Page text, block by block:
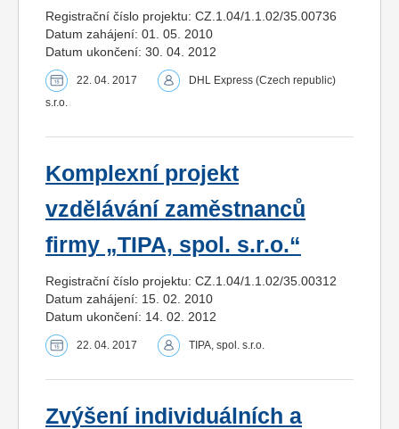
Registrační číslo projektu: CZ.1.04/1.1.02/35.00736
Datum zahájení: 01. 05. 2010
Datum ukončení: 30. 04. 2012
22. 04. 2017
DHL Express (Czech republic)
s.r.o.
Komplexní projekt
vzdělávání zaměstnanců
firmy „TIPA, spol. s.r.o.“
Registrační číslo projektu: CZ.1.04/1.1.02/35.00312
Datum zahájení: 15. 02. 2010
Datum ukončení: 14. 02. 2012
22. 04. 2017 TIPA, spol. s.r.o.
Zvýšení individuálních a